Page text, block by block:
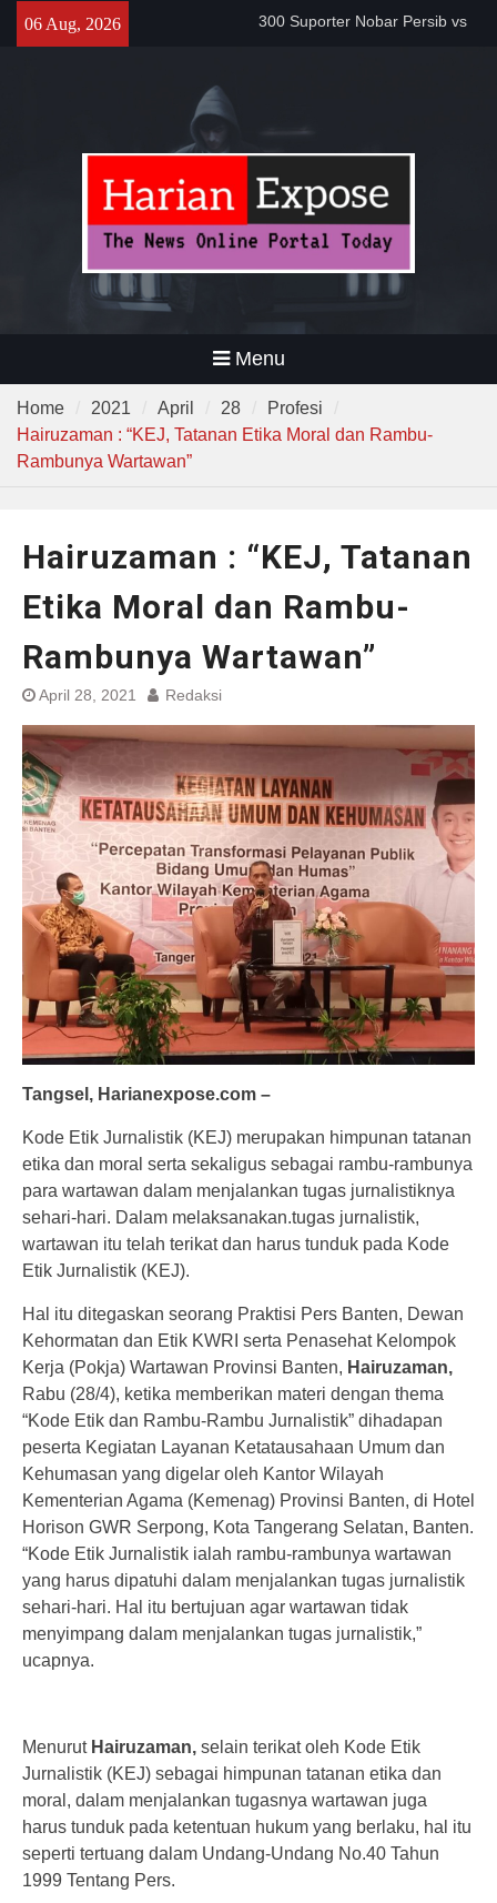
06 Aug, 2026
Proyek Jalan Batubantar –
Lewat Program PWD 2026
300 Suporter Nobar Persib vs
Persija di Pamarayan, Polisi
Apresiasi Kedewasaan
Bobotoh dan Jack Mania —
Menu
Home 2021 April 28
Profesi
Hairuzaman : “KEJ, Tatanan Etika Moral dan Rambu-
Rambunya Wartawan”
Hairuzaman : “KEJ, Tatanan
Etika Moral dan Rambu-
Rambunya Wartawan”
April 28, 2021 Redaksi
Tangsel, Harianexpose.com –
Kode Etik Jurnalistik (KEJ) merupakan himpunan tatanan
etika dan moral serta sekaligus sebagai rambu-rambunya
para wartawan dalam menjalankan tugas jurnalistiknya
sehari-hari. Dalam melaksanakan.tugas jurnalistik,
wartawan itu telah terikat dan harus tunduk pada Kode
Etik Jurnalistik (KEJ).
Hal itu ditegaskan seorang Praktisi Pers Banten, Dewan
Kehormatan dan Etik KWRI serta Penasehat Kelompok
Kerja (Pokja) Wartawan Provinsi Banten, Hairuzaman,
Rabu (28/4), ketika memberikan materi dengan thema
“Kode Etik dan Rambu-Rambu Jurnalistik” dihadapan
peserta Kegiatan Layanan Ketatausahaan Umum dan
Kehumasan yang digelar oleh Kantor Wilayah
Kementerian Agama (Kemenag) Provinsi Banten, di Hotel
Horison GWR Serpong, Kota Tangerang Selatan, Banten.
“Kode Etik Jurnalistik ialah rambu-rambunya wartawan
yang harus dipatuhi dalam menjalankan tugas jurnalistik
sehari-hari. Hal itu bertujuan agar wartawan tidak
menyimpang dalam menjalankan tugas jurnalistik,”
ucapnya.
Menurut Hairuzaman, selain terikat oleh Kode Etik
Jurnalistik (KEJ) sebagai himpunan tatanan etika dan
moral, dalam menjalankan tugasnya wartawan juga
harus tunduk pada ketentuan hukum yang berlaku, hal itu
seperti tertuang dalam Undang-Undang No.40 Tahun
1999 Tentang Pers.